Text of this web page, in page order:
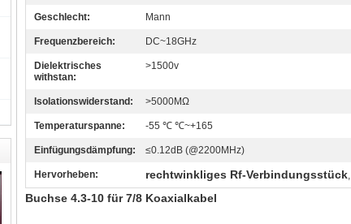
Geschlecht: Mann
Frequenzbereich: DC~18GHz
Dielektrisches
withstan:
>1500v
Isolationswiderstand: >5000MΩ
Temperaturspanne: -55 ℃ ℃~+165
Einfügungsdämpfung: ≤0.12dB (@2200MHz)
Hervorheben: rechtwinkliges Rf-Verbindungsstück,
Buchse 4.3-10 für 7/8 Koaxialkabel